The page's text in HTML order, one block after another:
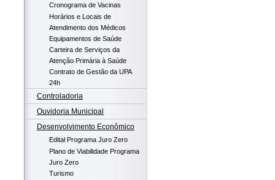
Cronograma de Vacinas
Horários e Locais de
Atendimento dos Médicos
Equipamentos de Saúde
Carteira de Serviços da
Atenção Primária à Saúde
Contrato de Gestão da UPA
24h
Controladoria
Ouvidoria Municipal
Desenvolvimento Econômico
Edital Programa Juro Zero
Plano de Viabilidade Programa
Juro Zero
Turismo